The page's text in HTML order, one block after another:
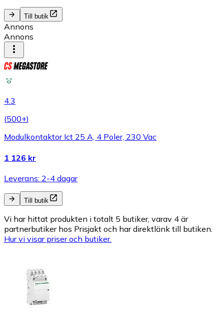
Till butik
Annons
Annons
4.3
(500+)
Modulkontaktor Ict 25 A, 4 Poler, 230 Vac
1 126 kr
Leverans: 2-4 dagar
Till butik
Vi har hittat produkten i totalt 5 butiker, varav 4 är
partnerbutiker hos Prisjakt och har direktlänk till butiken.
Hur vi visar priser och butiker.